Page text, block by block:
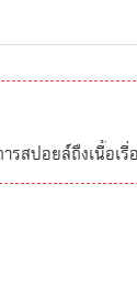
รสปอยล์ถึงเนื้อเ